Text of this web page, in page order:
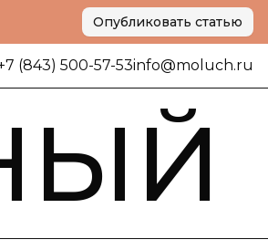
Опубликовать статью
(843) 500-57-53info@moluch.ru